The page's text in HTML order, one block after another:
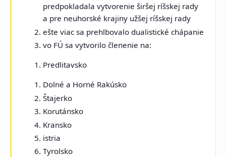
predpokladala vytvorenieširšej ríšskej rady
a pre neuhorské krajiny užšej ríšskej rady
ešte viac sa prehlbovalodualistické chápanie
vo FÚ sa vytvorilo členenie na:
Predlitavsko
Dolné a Horné Rakúsko
Štajerko
Korutánsko
Kransko
istria
Tyrolsko